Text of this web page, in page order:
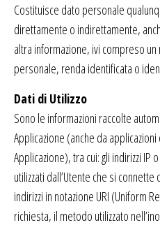
Costituisce dato personale
direttamente o indirettamente,
altra informazione, ivi compreso
personale, renda identificata o
Dati di Utilizzo
Sono le informazioni raccolte
Applicazione (anche da
Applicazione), tra cui: gli indirizzi
utilizzati dall’Utente che si
indirizzi in notazione URI (Uniform
richiesta, il metodo utilizzato